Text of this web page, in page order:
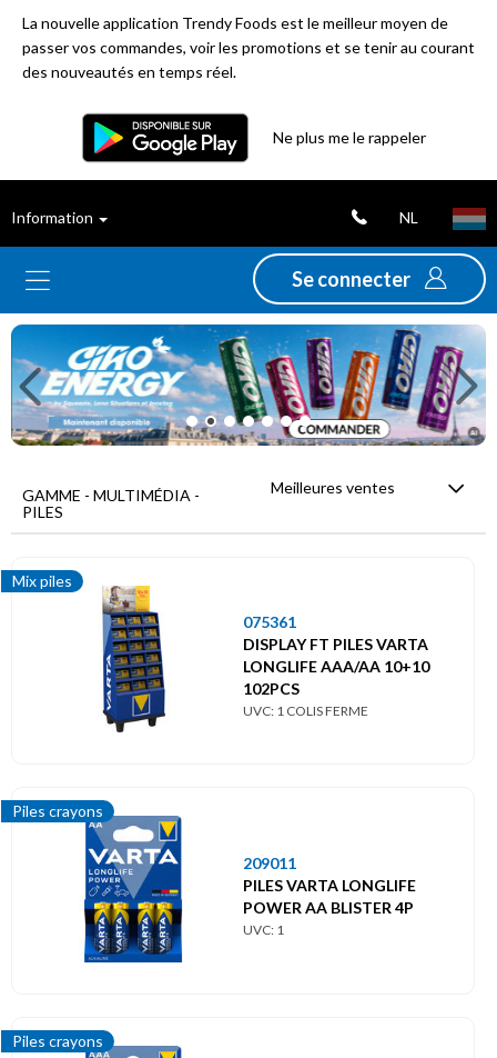
La nouvelle application Trendy Foods est le meilleur moyen de
passer vos commandes, voir les promotions et se tenir au courant
des nouveautés en temps réel.
Ne plus me le rappeler
Information NL
Se connecter
ventes
Nouveautés
Promotions
Déstockage
Menu
principal
Multimédia
Piles boutons
Piles spéciales
Previous
GAMME - MULTIMÉDIA -
PILES
Meilleures ventes
Mix piles
075361
DISPLAY FT PILES VARTA
LONGLIFE AAA/AA 10+10
102PCS
UVC: 1 COLIS FERME
Piles crayons
209011
PILES VARTA LONGLIFE
POWER AA BLISTER 4P
UVC: 1
Piles crayons